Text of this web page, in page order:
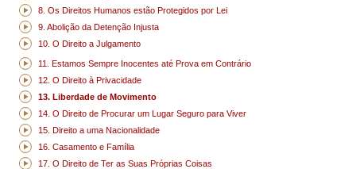
8. Os Direitos Humanos estão Protegidos por Lei
9. Abolição da Detenção Injusta
10. O Direito a Julgamento
11. Estamos Sempre Inocentes até Prova em Contrário
12. O Direito à Privacidade
13. Liberdade de Movimento
14. O Direito de Procurar um Lugar Seguro para Viver
15. Direito a uma Nacionalidade
16. Casamento e Família
17. O Direito de Ter as Suas Próprias Coisas